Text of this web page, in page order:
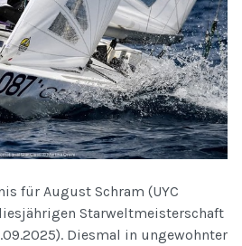
für August Schram (UYC
Starweltmeisterschaft
Diesmal in ungewohnter